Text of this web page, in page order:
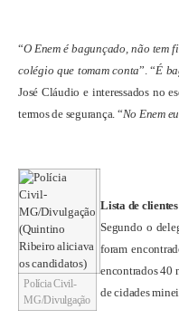
“O Enem é bagunçado, não tem
colégio que tomam conta”. “É
José Cláudio e interessados no
termos de segurança. “No Enem
Polícia Civil-
MG/Divulgação
Lista de clientes
Segundo o
foram
encontrados 40
de cidades